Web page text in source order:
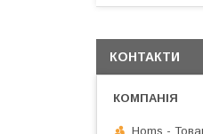
КОНТАКТИ
Homs -